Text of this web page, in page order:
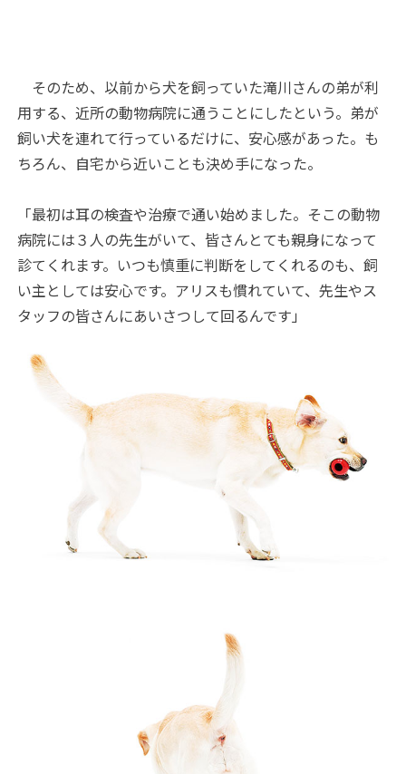
そのため、以前から犬を飼っていた滝川さんの弟が利
用する、近所の動物病院に通うことにしたという。弟が
飼い犬を連れて行っているだけに、安心感があった。も
ちろん、自宅から近いことも決め手になった。
「最初は耳の検査や治療で通い始めました。そこの動物
病院には３人の先生がいて、皆さんとても親身になって
診てくれます。いつも慎重に判断をしてくれるのも、飼
い主としては安心です。アリスも慣れていて、先生やス
タッフの皆さんにあいさつして回るんです」